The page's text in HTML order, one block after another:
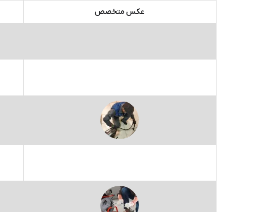
عکس متخصص